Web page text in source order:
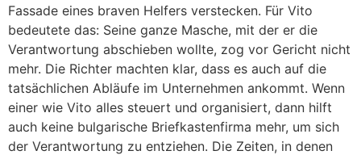
Fassade eines braven Helfers verstecken. Für Vito
bedeutete das: Seine ganze Masche, mit der er die
Verantwortung abschieben wollte, zog vor Gericht nicht
mehr. Die Richter machten klar, dass es auch auf die
tatsächlichen Abläufe im Unternehmen ankommt. Wenn
einer wie Vito alles steuert und organisiert, dann hilft
auch keine bulgarische Briefkastenfirma mehr, um sich
der Verantwortung zu entziehen. Die Zeiten, in denen